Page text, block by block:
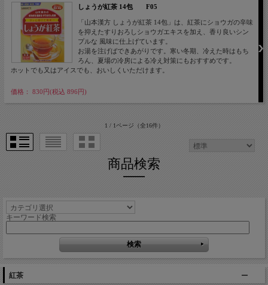
しょうが紅茶 14包 F05
「山本漢方 しょうが紅茶 14包」は、紅茶にショウガの辛味
を抑えたすりおろしショウガエキスを加え、香り良いシン
プルな 風味に仕上げています。
お湯を注げばできあがりです。寒い冬期、冷えた時はもち
ろん、夏場の冷房による冷え対策にもおすすめです。
ホットでも又はアイスでも、おいしくいただけます。
価格： 830円(税込 896円)
1 / 1ページ（全16件）
商品検索
キーワード検索
紅茶